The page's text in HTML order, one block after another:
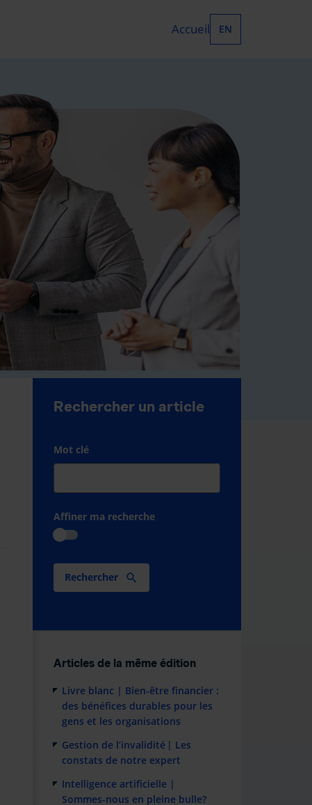
Accueil EN
Rechercher un article
Mot clé
Affiner ma recherche
Rechercher
Articles de la même édition
Livre blanc | Bien-être financier :
des bénéfices durables pour les
gens et les organisations
Gestion de l’invalidité | Les
constats de notre expert
Intelligence artificielle |
Sommes-nous en pleine bulle?